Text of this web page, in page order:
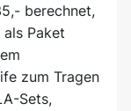
berechnet,
Paket
zum Tragen
Sets,